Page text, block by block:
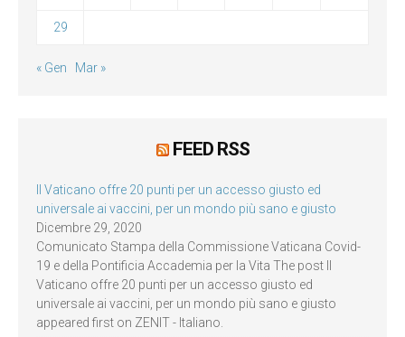
29
« Gen Mar »
FEED RSS
Il Vaticano offre 20 punti per un accesso giusto ed
universale ai vaccini, per un mondo più sano e giusto
Dicembre 29, 2020
Comunicato Stampa della Commissione Vaticana Covid-
19 e della Pontificia Accademia per la Vita The post Il
Vaticano offre 20 punti per un accesso giusto ed
universale ai vaccini, per un mondo più sano e giusto
appeared first on ZENIT - Italiano.